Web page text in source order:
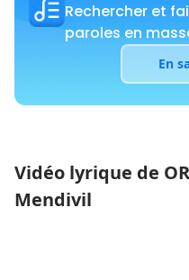
Rechercher et
paroles en
En
Vidéo lyrique de
Mendivil